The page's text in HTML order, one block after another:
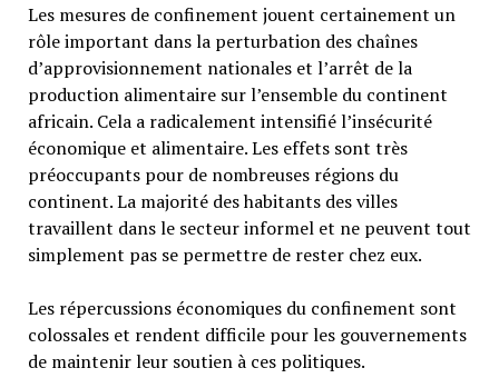
Les mesures de confinement jouent certainement un
rôle important dans la perturbation des chaînes
d’approvisionnement nationales et l’arrêt de la
production alimentaire sur l’ensemble du continent
africain. Cela a radicalement intensifié l’insécurité
économique et alimentaire. Les effets sont très
préoccupants pour de nombreuses régions du
continent. La majorité des habitants des villes
travaillent dans le secteur informel et ne peuvent tout
simplement pas se permettre de rester chez eux.
Les répercussions économiques du confinement sont
colossales et rendent difficile pour les gouvernements
de maintenir leur soutien à ces politiques.